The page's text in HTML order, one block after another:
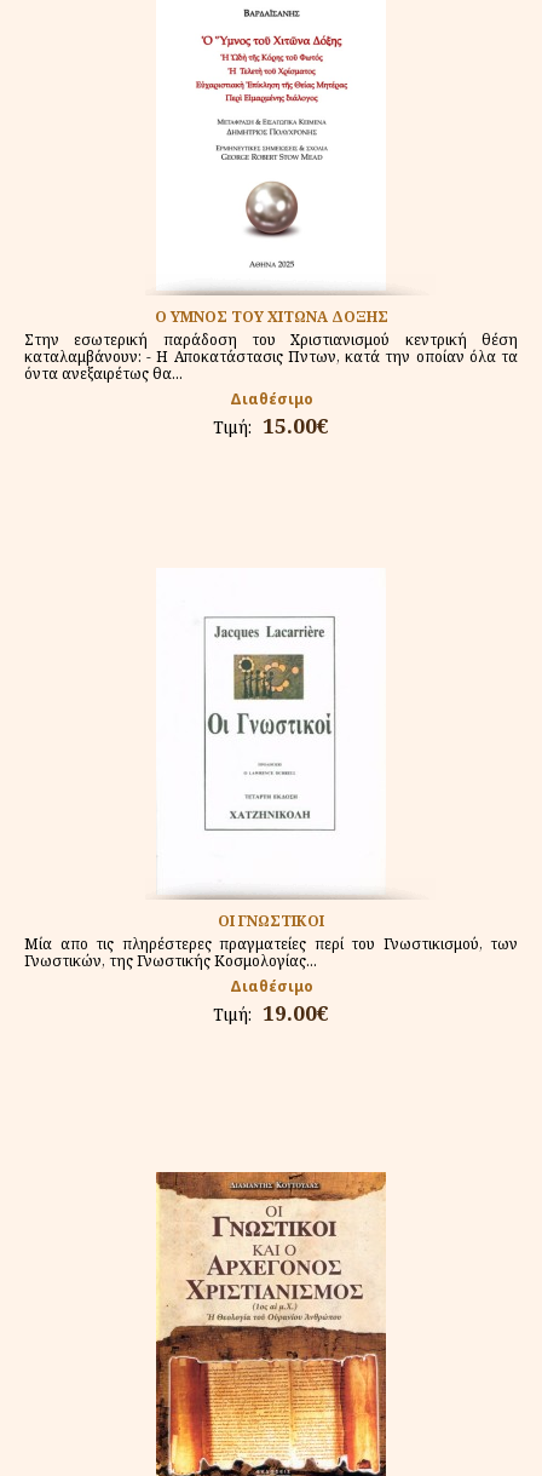
Ο ΥΜΝΟΣ ΤΟΥ ΧΙΤΩΝΑ ΔΟΞΗΣ
Στην εσωτερική παράδοση του Χριστιανισμού κεντρική θέση
καταλαμβάνουν: - Η Αποκατάστασις Πἀντων, κατά την οποίαν όλα τα
όντα ανεξαιρέτως θα...
Διαθέσιμο
Τιμή: 15.00€
ΟΙ ΓΝΩΣΤΙΚΟΙ
Μία απο τις πληρέστερες πραγματείες περί του Γνωστικισμού, των
Γνωστικών, της Γνωστικής Κοσμολογίας...
Διαθέσιμο
Τιμή: 19.00€